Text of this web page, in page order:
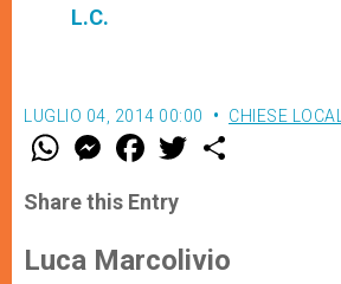
L.C.
LUGLIO 04, 2014 00:00 CHIESE LOCALI
W
t
s
p
p
M
e
s
e
g
e
F
a
e
b
o
k
w
r
Share this Entry
Luca Marcolivio